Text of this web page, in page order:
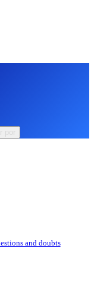
por
and doubts​